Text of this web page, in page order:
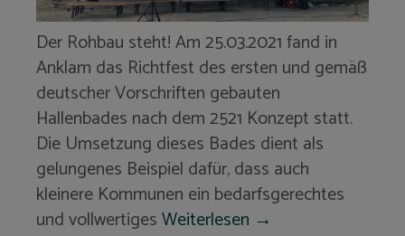
Der Rohbau steht! Am 25.03.2021 fand in
Anklam das Richtfest des ersten und gemäß
deutscher Vorschriften gebauten
Hallenbades nach dem 2521 Konzept statt.
Die Umsetzung dieses Bades dient als
gelungenes Beispiel dafür, dass auch
kleinere Kommunen ein bedarfsgerechtes
und vollwertigesWeiterlesen →